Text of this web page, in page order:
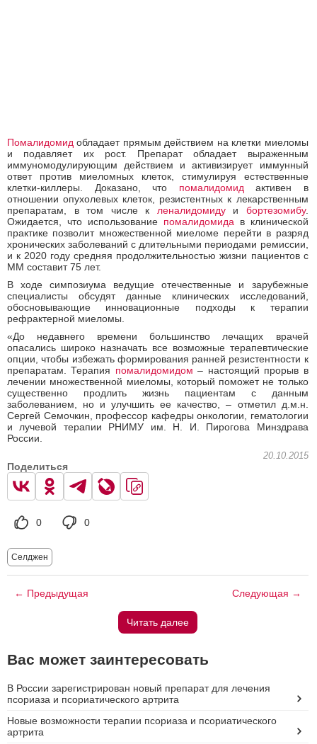
Помалидомид обладает прямым действием на клетки миеломы
и подавляет их рост. Препарат обладает выраженным
иммуномодулирующим действием и активизирует иммунный
ответ против миеломных клеток, стимулируя естественные
клетки-киллеры. Доказано, что помалидомид активен в
отношении опухолевых клеток, резистентных к лекарственным
препаратам, в том числе к леналидомидуи бортезомибу.
Ожидается, что использование помалидомида в клинической
практике позволит множественной миеломе перейти в разряд
хронических заболеваний с длительными периодами ремиссии,
и к 2020 году средняя продолжительностью жизни пациентов с
ММ составит 75 лет.
В ходе симпозиума ведущие отечественные и зарубежные
специалисты обсудят данные клинических исследований,
обосновывающие инновационные подходы к терапии
рефрактерной миеломы.
«До недавнего времени большинство лечащих врачей
опасались широко назначать все возможные терапевтические
опции, чтобы избежать формирования ранней резистентности к
препаратам. Терапия помалидомидом – настоящий прорыв в
лечении множественной миеломы, который поможет не только
существенно продлить жизнь пациентам с данным
заболеванием, но и улучшить ее качество, – отметил д.м.н.
Сергей Семочкин, профессор кафедры онкологии, гематологии
и лучевой терапии РНИМУ им. Н. И. Пирогова Минздрава
России.
20.10.2015
Поделиться
0 0
Селджен
← Предыдущая Следующая →
Читать далее
Вас может заинтересовать
В России зарегистрирован новый препарат для лечения
псориаза и псориатического артрита
Новые возможности терапии псориаза и псориатического
артрита